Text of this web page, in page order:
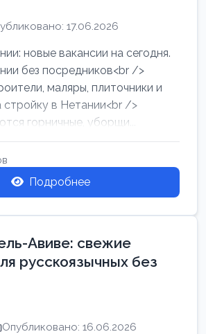
17.06.2026
новые вакансии на сегодня.
без посредников<br />
маляры, плиточники и
стройку в Нетании<br />
горничные, уборщи...
Подробнее
Авиве: свежие
русскоязычных без
Опубликовано: 16.06.2026